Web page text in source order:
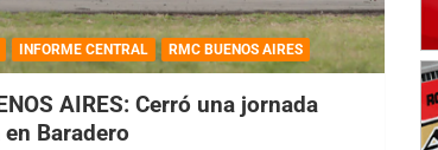
INFORME CENTRAL RMC BUENOS AIRES
AIRES: Cerró una jornada
Baradero